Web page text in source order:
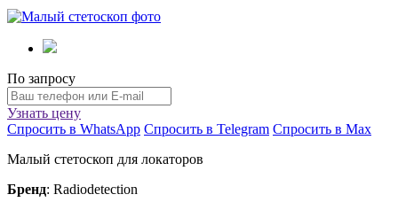
По запросу
Узнать цену
Спросить в WhatsApp Спросить в Telegram Спросить в Max
Малый стетоскоп для локаторов
Бренд: Radiodetection